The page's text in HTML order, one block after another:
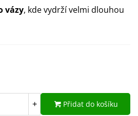
vázy, kde vydrží velmi dlouhou
+ Přidat do košíku